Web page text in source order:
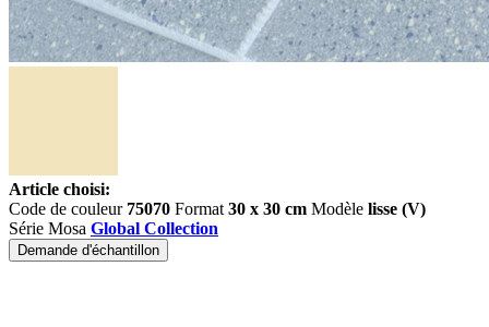
Article choisi:
Code de couleur 75070 Format 30 x 30 cm Modèle lisse (V)
Série Mosa Global Collection
Demande d'échantillon